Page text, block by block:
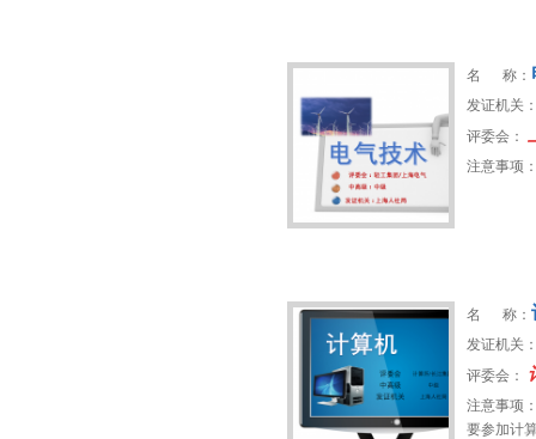
名 称：
发证机关
评委会：
注意事项
名 称：
发证机关
评委会：
注意事项
要参加计